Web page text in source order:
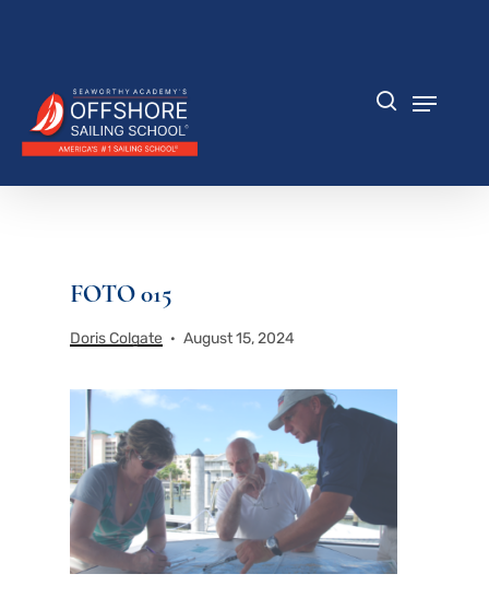
FOTO 015
Doris Colgate August 15, 2024